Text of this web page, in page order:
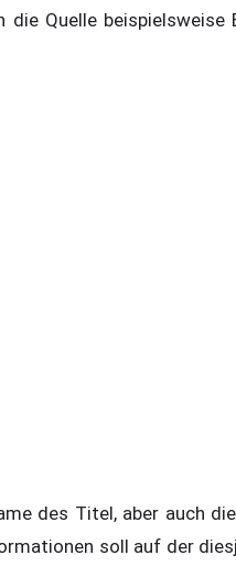
die Quelle beispielsweise
des Titel, aber auch
soll auf der